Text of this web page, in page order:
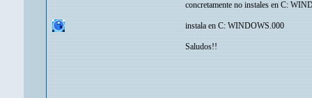
concretamente no instales en C:
instala en C: WINDOWS.000
Saludos!!